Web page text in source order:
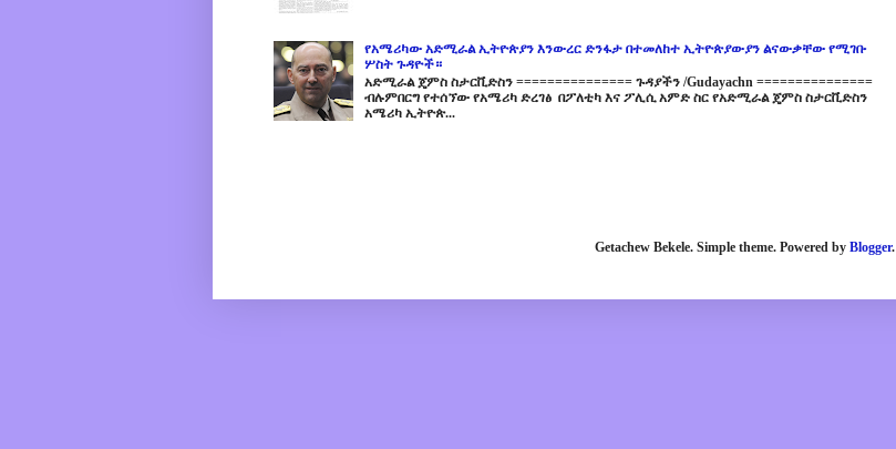
የአሜሪካው አድሚራል ኢትዮጵያን እንውረር ድንፋታ በተመለከተ ኢትዮጵያውያን ልናውቃቸው የሚገቡ
ሦስት ጉዳዮች።
አድሚራል ጄምስ ስታርቪድስን =============== ጉዳያችን /Gudayachn ===============
ብሉምበርግ የተሰኘው የአሜሪካ ድረገፅ በፖለቲካ እና ፖሊሲ አምድ ስር የአድሚራል ጄምስ ስታርቪድስን
አሜሪካ ኢትዮጵ...
Getachew Bekele. Simple theme. Powered by Blogger.